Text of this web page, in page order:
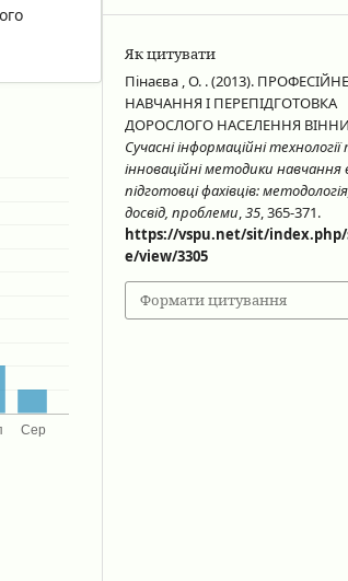
Як цитувати
Пінаєва , О. . (2013). ПРОФЕСІЙНЕ
НАВЧАННЯ І ПЕРЕПІДГОТОВКА
ДОРОСЛОГО НАСЕЛЕННЯ
Сучасні інформаційні
інноваційні методики навчання
підготовці фахівців:
досвід, проблеми,35, 365-371.
https://vspu.net/sit/
e/view/3305
Формати цитування